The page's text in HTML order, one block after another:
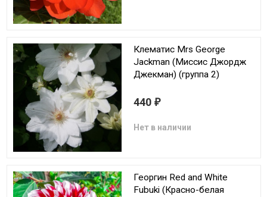
Клематис Mrs George
Jackman (Миссис Джордж
Джекман) (группа 2)
440 ₽
Нет в наличии
Георгин Red and White
Fubuki (Красно-белая